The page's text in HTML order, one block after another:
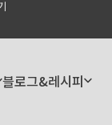
블로그&레시피